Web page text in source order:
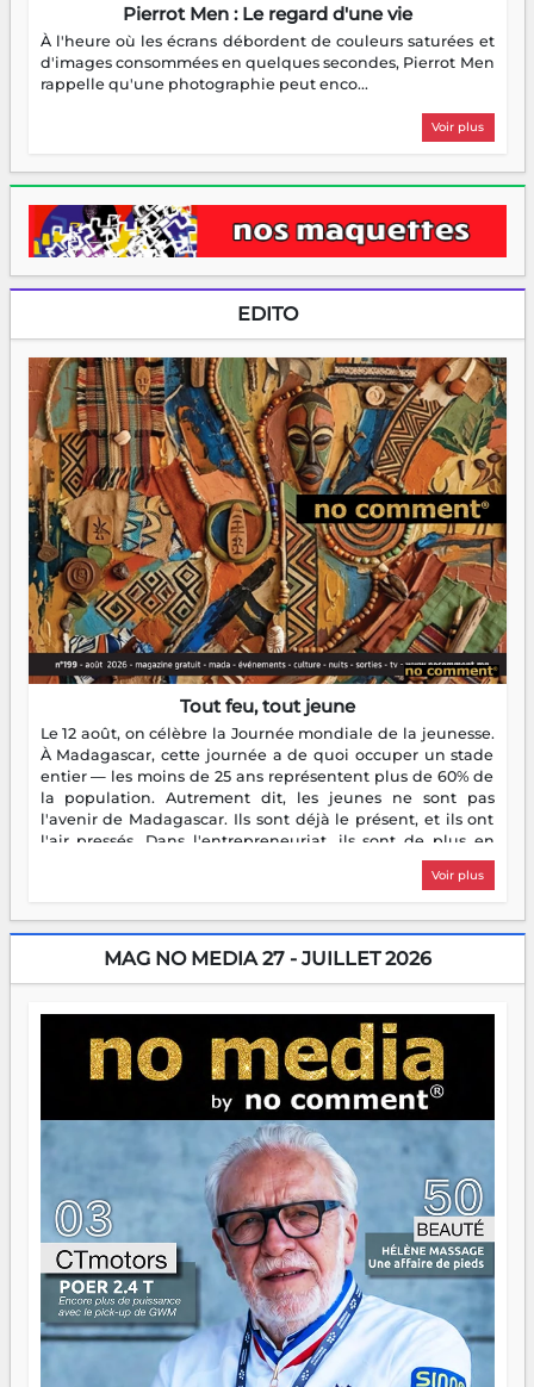
Pierrot Men : Le regard d'une vie
À l'heure où les écrans débordent de couleurs saturées et
d'images consommées en quelques secondes, Pierrot Men
rappelle qu'une photographie peut enco...
Voir plus
EDITO
Tout feu, tout jeune
Le 12 août, on célèbre la Journée mondiale de la jeunesse.
À Madagascar, cette journée a de quoi occuper un stade
entier — les moins de 25 ans représentent plus de 60% de
la population. Autrement dit, les jeunes ne sont pas
l'avenir de Madagascar. Ils sont déjà le présent, et ils ont
l'air pressés. Dans l'entrepreneuriat, ils sont de plus en
plus nombreux à se lancer, à créer, à risquer — souvent
sans filet, souvent sans aide, mais toujours avec cette
dorment vraiment la nuit. En culture, les nouvelles sont
encore meilleures. Aina Rasamoelina vient de décrocher le
Prix RFI Instrumental Afrique. Miangaly Elia rafle le Prix
jeunes qui tiennent la torche. Alors oui, on pourrait
s'arrêter là, applaudir et rentrer chez soi satisfait. Mais ce
serait passer à côté d'une chose essentielle. La fougue, ça
brûle fort — et parfois, ça brûle vite. Une flamme sans
direction peut éclairer autant qu'elle peut consumer. C'est
là que les aînés entrent en scène — pas pour reprendre le
gouvernail, mais pour montrer où sont les récifs. Les jeunes
ont la force, les vieux ont l'expérience, comme on dit. Ce
n'est pas un combat de générations — c'est une question
d'équipage. Partagez vos réussites, mais aussi vos échecs.
Surtout vos échecs, d'ailleurs — ils enseignent mieux que
n'importe quel manuel. À Madagascar, la barque avance.
Il faut juste s'assurer que tout le monde rame dans le
même sens.
Voir plus
MAG NO MEDIA 27 - JUILLET 2026